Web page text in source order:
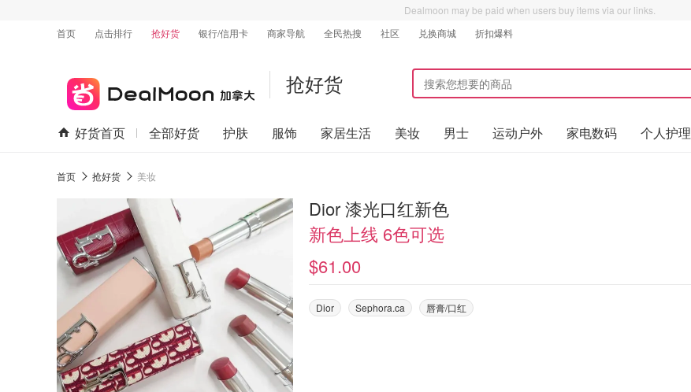
Dealmoon may be paid when users buy items via our links.
首页
点击排行 抢好货 银行/信用卡 商家导航 全民热搜 社区 兑换商城 折扣爆料
抢好货
好货首页 全部好货 护肤 服饰 家居生活 美妆 男士 运动户外 家电数码 个人护理
首页 抢好货 美妆
Dior 漆光口红新色
新色上线 6色可选
$61.00
Dior Sephora.ca 唇膏/口红